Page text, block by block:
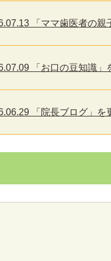
「ママ歯医者の親
「お口の豆知識」
「院長ブログ」を